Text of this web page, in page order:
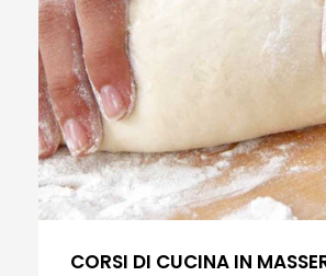
CORSI DI CUCINA IN